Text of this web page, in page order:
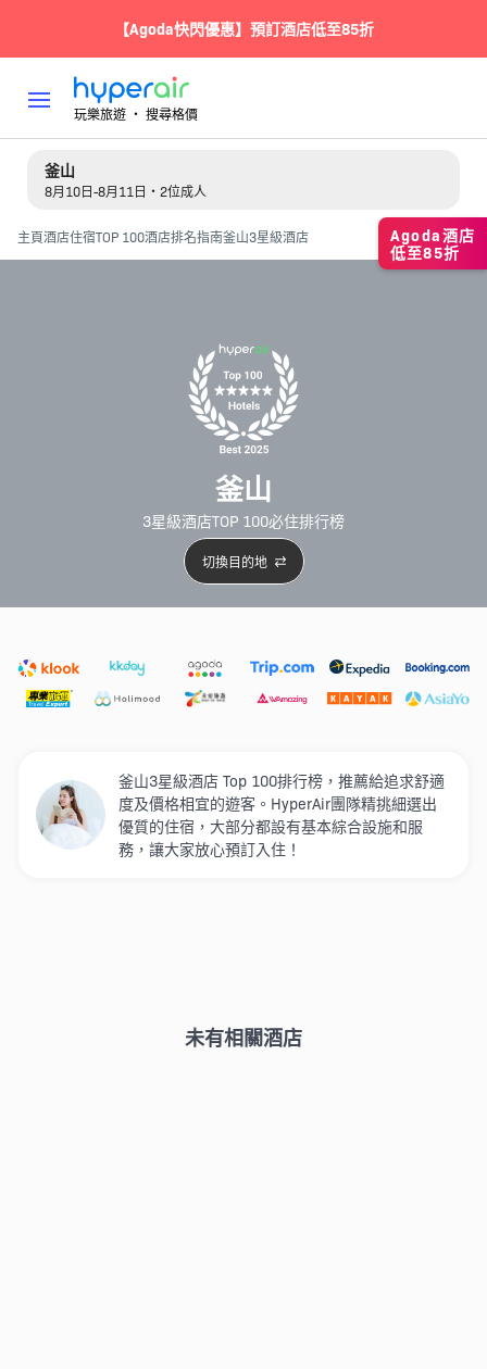
【Agoda快閃優惠】預訂酒店低至85折
玩樂旅遊 ‧ 搜尋格價
釜山
8月10日-8月11日・2位成人
主頁酒店住宿TOP 100酒店排名指南釜山3星級酒店
釜山
3星級酒店TOP 100必住排行榜
切換目的地
釜山3星級酒店 Top 100排行榜，推薦給追求舒適
度及價格相宜的遊客。HyperAir團隊精挑細選出
優質的住宿，大部分都設有基本綜合設施和服
務，讓大家放心預訂入住！
未有相關酒店
Agoda酒店
低至85折